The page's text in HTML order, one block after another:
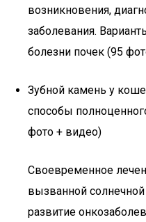
возникновения,
заболевания.
болезни почек (95
Зубной камень у
способы
фото + видео)
Своевременное
вызванной
развитие